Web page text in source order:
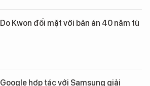
Do Kwon đối mặt với bản án 40 năm tù
Google hợp tác với Samsung giải